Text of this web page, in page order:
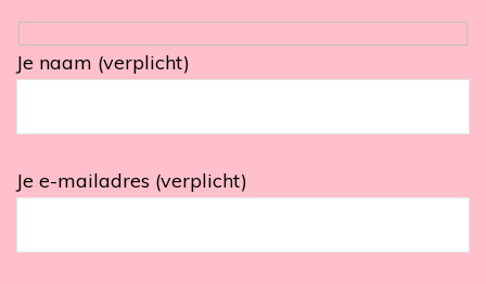
Je naam (verplicht)
Je e-mailadres (verplicht)